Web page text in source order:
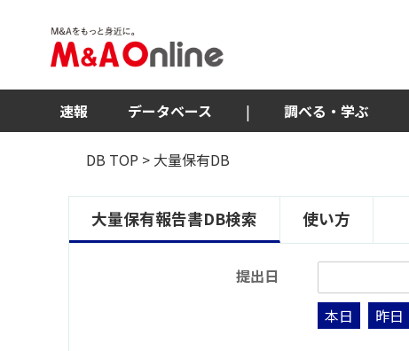
速報 データベース | 調べる・学ぶ
DB TOP > 大量保有DB
大量保有報告書DB検索 使い方
提出日
本日
昨日